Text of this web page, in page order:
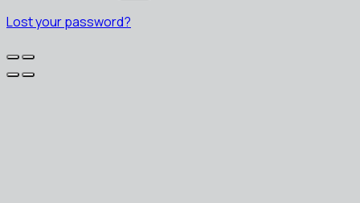
Lost your password?